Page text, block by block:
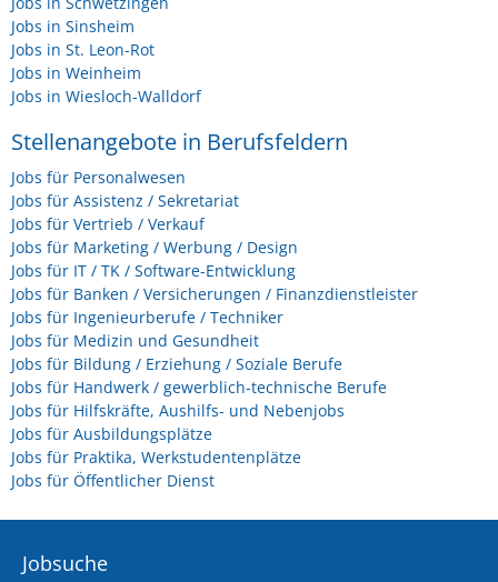
Jobs in Sinsheim
Jobs in St. Leon-Rot
Jobs in Weinheim
Jobs in Wiesloch-Walldorf
Stellenangebote in Berufsfeldern
Jobs für Personalwesen
Jobs für Assistenz / Sekretariat
Jobs für Vertrieb / Verkauf
Jobs für Marketing / Werbung / Design
Jobs für IT / TK / Software-Entwicklung
Jobs für Banken / Versicherungen / Finanzdienstleister
Jobs für Ingenieurberufe / Techniker
Jobs für Medizin und Gesundheit
Jobs für Bildung / Erziehung / Soziale Berufe
Jobs für Handwerk / gewerblich-technische Berufe
Jobs für Hilfskräfte, Aushilfs- und Nebenjobs
Jobs für Ausbildungsplätze
Jobs für Praktika, Werkstudentenplätze
Jobs für Öffentlicher Dienst
Jobsuche